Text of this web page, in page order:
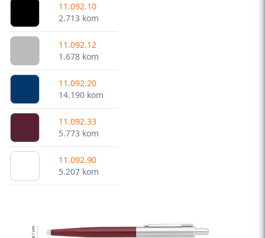
11.092.10
2.713 kom
11.092.12
1.678 kom
11.092.20
14.190 kom
11.092.33
5.773 kom
11.092.90
5.207 kom